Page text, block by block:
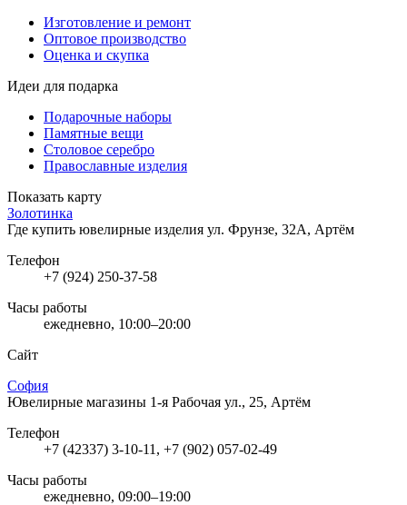
Изготовление и ремонт
Оптовое производство
Оценка и скупка
Идеи для подарка
Подарочные наборы
Памятные вещи
Столовое серебро
Православные изделия
Показать карту
Золотинка
Где купить ювелирные изделия ул. Фрунзе, 32А, Артём
Телефон
+7 (924) 250-37-58
Часы работы
ежедневно, 10:00–20:00
Сайт
София
Ювелирные магазины 1-я Рабочая ул., 25, Артём
Телефон
+7 (42337) 3-10-11, +7 (902) 057-02-49
Часы работы
ежедневно, 09:00–19:00